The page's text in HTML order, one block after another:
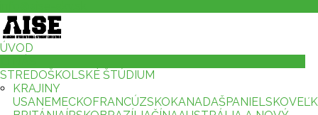
ÚVOD
STREDOŠKOLSKÉ ŠTÚDIUM
KRAJINY
USANEMECKOFRANCÚZSKOKANADAŠPANIELSKO